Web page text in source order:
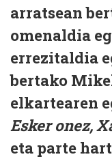
arratsean
omenaldia
errezitaldia
bertako
elkartearen
Esker onez,
eta parte